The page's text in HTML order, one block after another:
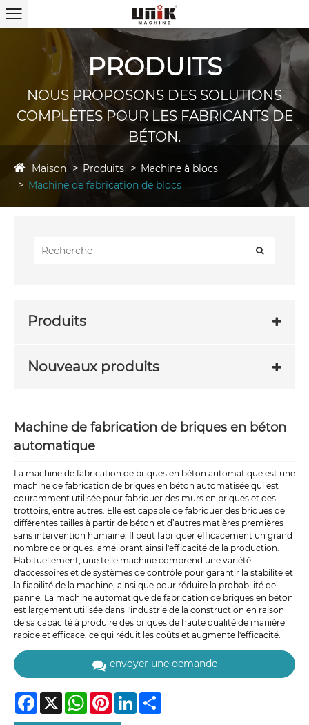
PRODUITS
NOUS PROPOSONS DES SOLUTIONS
COMPLÈTES POUR LES FABRICANTS DE
BÉTON.
Maison Produits
Machine à blocs
Machine de fabrication de blocs
Produits
Nouveaux produits
Machine de fabrication de briques en béton
automatique
La machine de fabrication de briques en béton automatique est une
machine de fabrication de briques en béton automatisée qui est
couramment utilisée pour fabriquer des murs en briques et des
trottoirs, entre autres. Elle est capable de fabriquer des briques de
différentes tailles à partir de béton et d’autres matières premières
sans intervention humaine. Il peut fabriquer efficacement un grand
nombre de briques, améliorant ainsi l'efficacité de la production.
Habituellement, une telle machine comprend une variété
d'accessoires et de systèmes de contrôle pour garantir la stabilité et
la fiabilité de la machine, ainsi que pour réduire la probabilité de
panne. La machine automatique de fabrication de briques en béton
est largement utilisée dans l'industrie de la construction en raison
de sa capacité à produire des briques de haute qualité de manière
rapide et efficace, ce qui réduit les coûts et augmente l'efficacité.
envoyer une demande
Facebook
X WhatsAppPinterestLinkedIn